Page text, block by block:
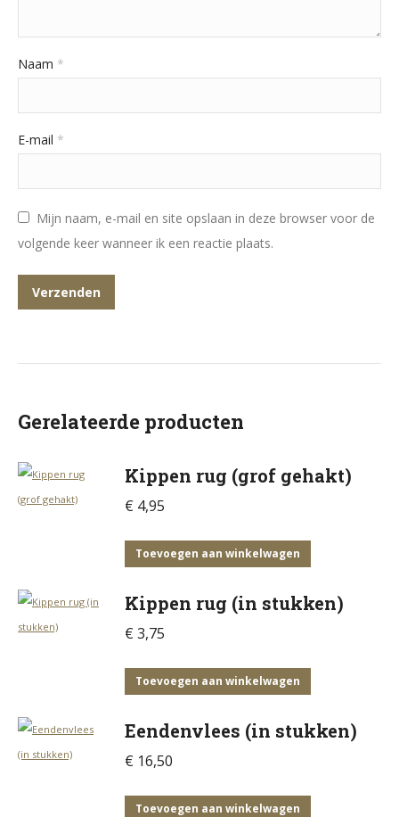
Naam *
E-mail *
Mijn naam, e-mail en site opslaan in deze browser voor de
volgende keer wanneer ik een reactie plaats.
Gerelateerde producten
Kippen rug (grof gehakt)
€ 4,95
Toevoegen aan winkelwagen
Kippen rug (in stukken)
€ 3,75
Toevoegen aan winkelwagen
Eendenvlees (in stukken)
€ 16,50
Toevoegen aan winkelwagen